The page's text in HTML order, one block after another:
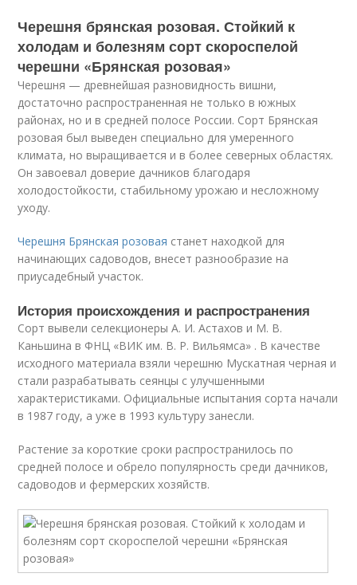
Черешня брянская розовая. Стойкий к
холодам и болезням сорт скороспелой
черешни «Брянская розовая»
Черешня — древнейшая разновидность вишни,
достаточно распространенная не только в южных
районах, но и в средней полосе России. Сорт Брянская
розовая был выведен специально для умеренного
климата, но выращивается и в более северных областях.
Он завоевал доверие дачников благодаря
холодостойкости, стабильному урожаю и несложному
уходу.
Черешня Брянская розовая станет находкой для
начинающих садоводов, внесет разнообразие на
приусадебный участок.
История происхождения и распространения
Сорт вывели селекционеры А. И. Астахов и М. В.
Каньшина в ФНЦ «ВИК им. В. Р. Вильямса» . В качестве
исходного материала взяли черешню Мускатная черная и
стали разрабатывать сеянцы с улучшенными
характеристиками. Официальные испытания сорта начали
в 1987 году, а уже в 1993 культуру занесли.
Растение за короткие сроки распространилось по
средней полосе и обрело популярность среди дачников,
садоводов и фермерских хозяйств.